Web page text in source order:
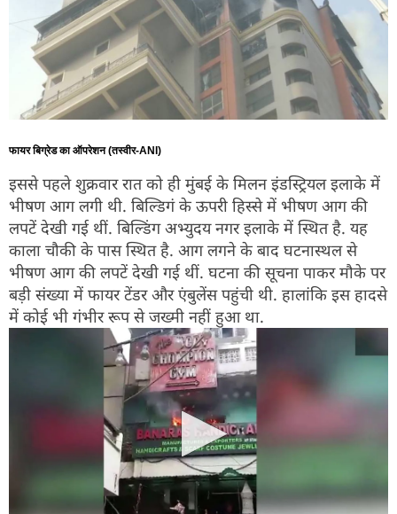
फायर बिग्रेड का ऑपरेशन (तस्वीर-ANI)
इससे पहले शुक्रवार रात को ही मुंबई के मिलन इंडस्ट्रियल इलाके में
भीषण आग लगी थी. बिल्डिगं के ऊपरी हिस्से में भीषण आग की
लपटें देखी गई थीं. बिल्डिंग अभ्युदय नगर इलाके में स्थित है. यह
काला चौकी के पास स्थित है. आग लगने के बाद घटनास्थल से
भीषण आग की लपटें देखी गई थीं. घटना की सूचना पाकर मौके पर
बड़ी संख्या में फायर टेंडर और एंबुलेंस पहुंची थी. हालांकि इस हादसे
में कोई भी गंभीर रूप से जख्मी नहीं हुआ था.